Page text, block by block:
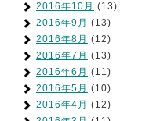
2016年10月 (13)
2016年9月 (13)
2016年8月 (12)
2016年7月 (13)
2016年6月 (11)
2016年5月 (10)
2016年4月 (12)